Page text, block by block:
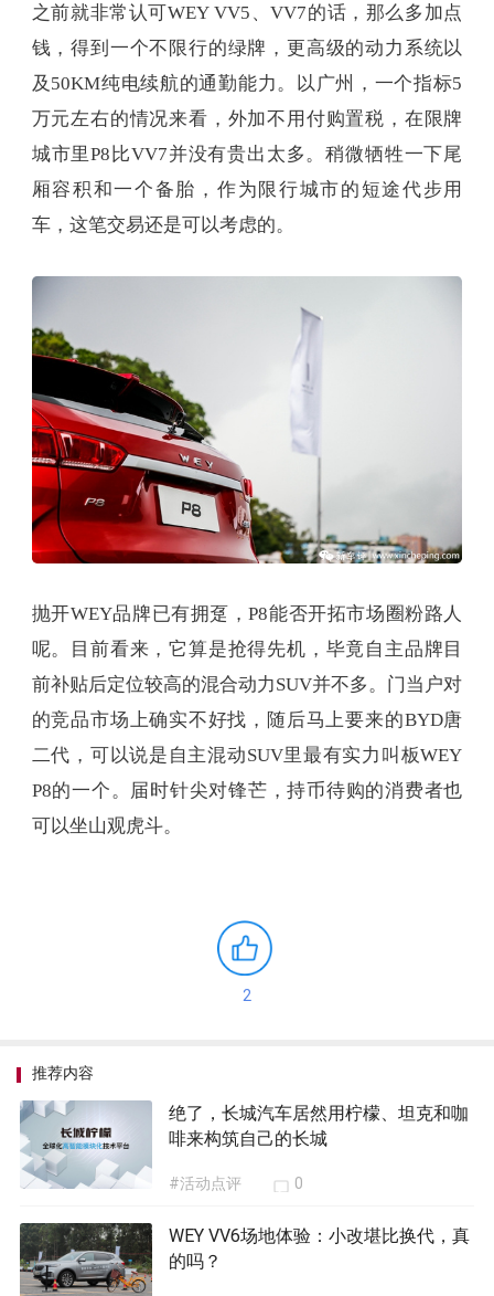
之前就非常认可WEY VV5、VV7的话，那么多加点
钱，得到一个不限行的绿牌，更高级的动力系统以
及50KM纯电续航的通勤能力。以广州，一个指标5
万元左右的情况来看，外加不用付购置税，在限牌
城市里P8比VV7并没有贵出太多。稍微牺牲一下尾
厢容积和一个备胎，作为限行城市的短途代步用
车，这笔交易还是可以考虑的。
抛开WEY品牌已有拥趸，P8能否开拓市场圈粉路人
呢。目前看来，它算是抢得先机，毕竟自主品牌目
前补贴后定位较高的混合动力SUV并不多。门当户对
的竞品市场上确实不好找，随后马上要来的BYD唐
二代，可以说是自主混动SUV里最有实力叫板WEY
P8的一个。届时针尖对锋芒，持币待购的消费者也
可以坐山观虎斗。
2
推荐内容
绝了，长城汽车居然用柠檬、坦克和咖
啡来构筑自己的长城
#活动点评 0
WEY VV6场地体验：小改堪比换代，真
的吗？